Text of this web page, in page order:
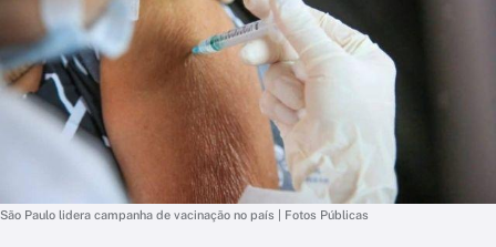
São Paulo lidera campanha de vacinação no país | Fotos Públicas